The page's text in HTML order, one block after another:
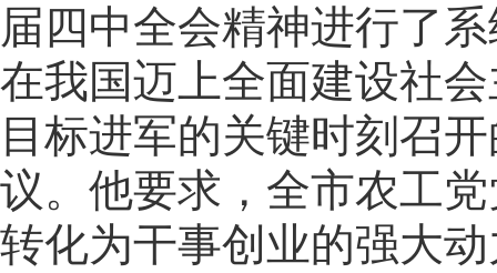
届四中全会精神进行了
在我国迈上全面建设社
目标进军的关键时刻召
议。他要求，全市农工
转化为干事创业的强大